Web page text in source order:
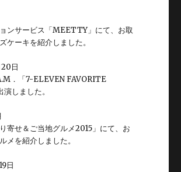
ンサービス「MEETTY」にて、お取
ケーキを紹介しました。
日
．「7-ELEVEN FAVORITE
しました。
寄せ＆ご当地グルメ2015」にて、お
メを紹介しました。
日